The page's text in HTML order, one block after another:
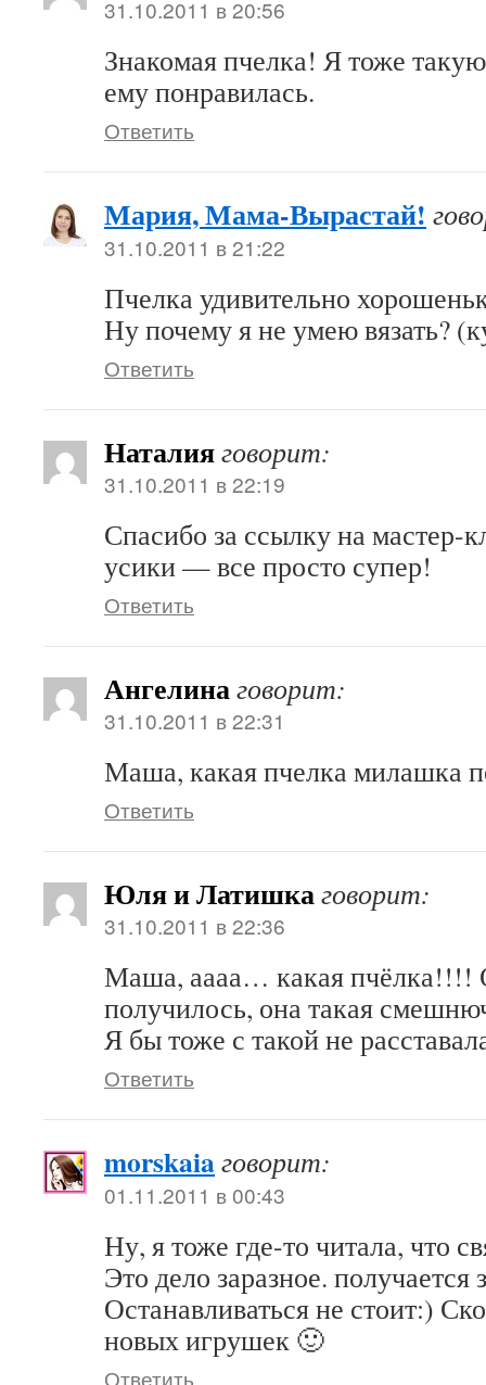
31.10.2011 в 20:56
Знакомая пчелка! Я тоже
ему понравилась.
Ответить
Мария, Мама-Вырастай!
31.10.2011 в 21:22
Пчелка удивительно
Ну почему я не умею вязать?
Ответить
Наталияговорит:
31.10.2011 в 22:19
Спасибо за ссылку на
усики — все просто супер!
Ответить
Ангелинаговорит:
31.10.2011 в 22:31
Маша, какая пчелка милашка
Ответить
Юля и Латишкаговорит:
31.10.2011 в 22:36
Маша, аааа… какая пчёлка!!!!
получилось, она такая
Я бы тоже с такой не
Ответить
morskaiaговорит:
01.11.2011 в 00:43
Ну, я тоже где-то читала, что
Это дело заразное. получается
Останавливаться не стоит:)
новых игрушек 🙂
Ответить